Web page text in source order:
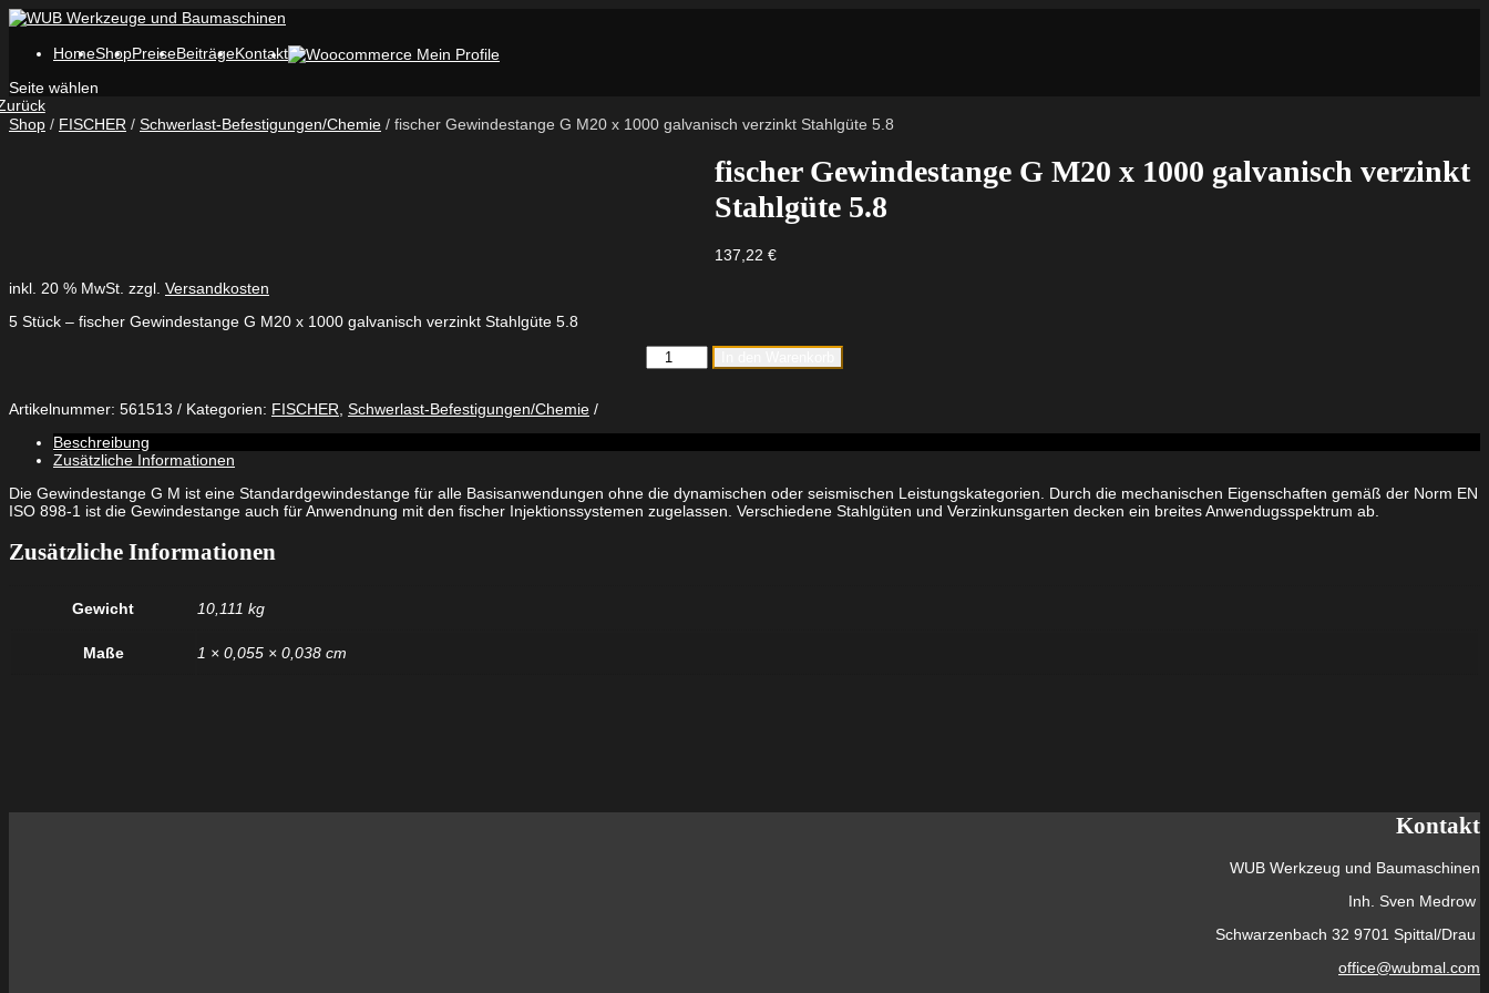
HomeShopPreiseBeiträgeKontakt
Seite wählen
Shop / FISCHER / Schwerlast-Befestigungen/Chemie / fischer Gewindestange G M20 x 1000 galvanisch verzinkt Stahlgüte 5.8
fischer Gewindestange G M20 x 1000 galvanisch verzinkt
Stahlgüte 5.8
137,22€
inkl. 20 % MwSt. zzgl. Versandkosten
5 Stück – fischer Gewindestange G M20 x 1000 galvanisch verzinkt Stahlgüte 5.8
fischer
Gewindestange
Stahlgüte
5.8
Artikelnummer: 561513 Kategorien: FISCHER Schwerlast-Befestigungen/Chemie
Beschreibung
Zusätzliche Informationen
Die Gewindestange G M ist eine Standardgewindestange für alle Basisanwendungen ohne die dynamischen oder seismischen Leistungskategorien. Durch die mechanischen Eigenschaften gemäß der Norm EN
ISO 898-1 ist die Gewindestange auch für Anwendnung mit den fischer Injektionssystemen zugelassen. Verschiedene Stahlgüten und Verzinkunsgarten decken ein breites Anwendugsspektrum ab.
Zusätzliche Informationen
Gewicht 10,111 kg
Maße 1 × 0,055 × 0,038 cm
Kontakt
WUB Werkzeug und Baumaschinen
Inh. Sven Medrow
Schwarzenbach 32 9701 Spittal/Drau
office@wubmal.com